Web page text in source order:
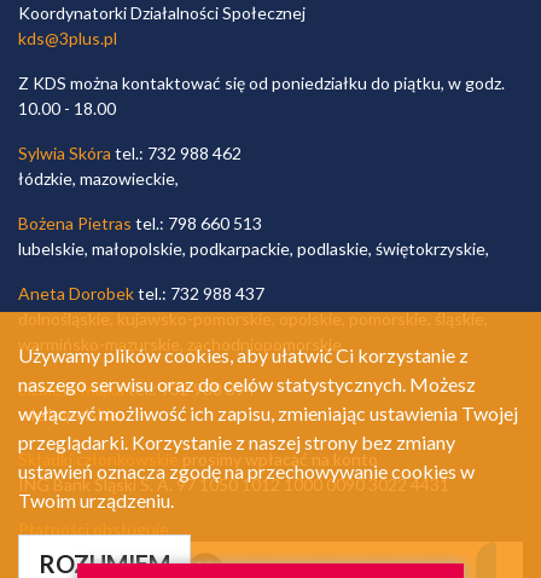
Koordynatorki Działalności Społecznej
kds@3plus.pl
Z KDS można kontaktować się od poniedziałku do piątku, w godz.
10.00 - 18.00
Sylwia Skóra tel.: 732 988 462
łódzkie, mazowieckie,
Bożena Pietras tel.: 798 660 513
lubelskie, małopolskie, podkarpackie, podlaskie, świętokrzyskie,
Aneta Dorobektel.: 732 988 437
dolnośląskie, kujawsko-pomorskie, opolskie, pomorskie, śląskie,
warmińsko-mazurskie, zachodniopomorskie,
Elżbieta Majkatel.: 732 988 394
wielkopolskie,
Składki członkowskie prosimy wpłacać na konto
ING Bank Śląski S. A. 97 1050 1012 1000 0090 3022 4431
Używamy plików cookies, aby ułatwić Ci korzystanie z
naszego serwisu oraz do celów statystycznych. Możesz
wyłączyć możliwość ich zapisu, zmieniając ustawienia Twojej
przeglądarki. Korzystanie z naszej strony bez zmiany
ustawień oznacza zgodę na przechowywanie cookies w
Twoim urządzeniu.
ROZUMIEM